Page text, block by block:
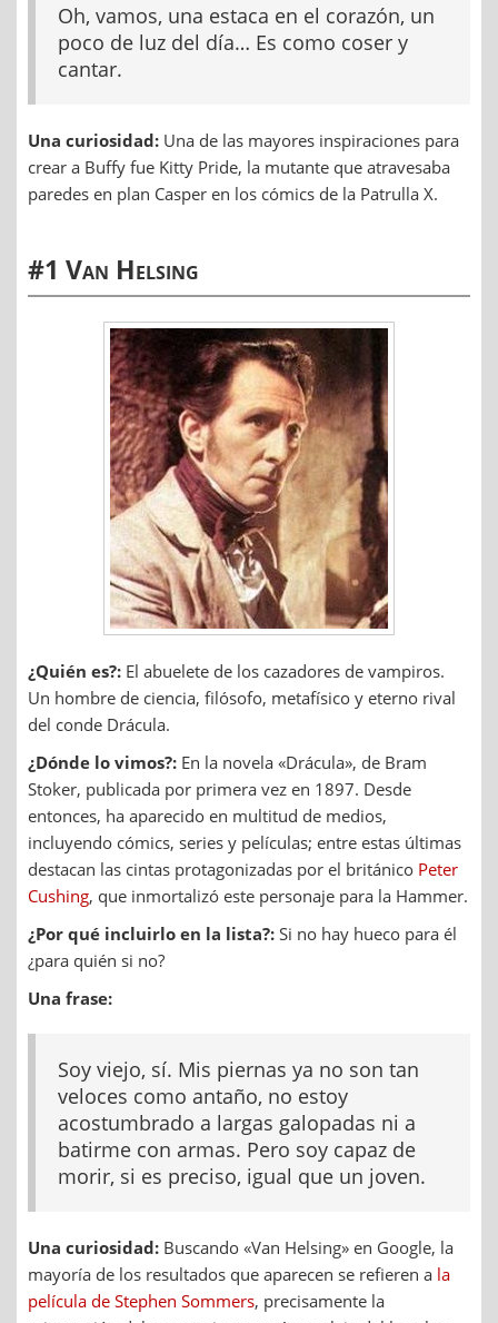
Oh, vamos, una estaca en el corazón, un
poco de luz del día… Es como coser y
cantar.
Una curiosidad: Una de las mayores inspiraciones para
crear a Buffy fue Kitty Pride, la mutante que atravesaba
paredes en plan Casper en los cómics de la Patrulla X.
#1 Van Helsing
¿Quién es?: El abuelete de los cazadores de vampiros.
Un hombre de ciencia, filósofo, metafísico y eterno rival
del conde Drácula.
¿Dónde lo vimos?: En la novela «Drácula», de Bram
Stoker, publicada por primera vez en 1897. Desde
entonces, ha aparecido en multitud de medios,
incluyendo cómics, series y películas; entre estas últimas
destacan las cintas protagonizadas por el británico Peter
Cushing, que inmortalizó este personaje para la Hammer.
¿Por qué incluirlo en la lista?: Si no hay hueco para él
¿para quién si no?
Una frase:
Soy viejo, sí. Mis piernas ya no son tan
veloces como antaño, no estoy
acostumbrado a largas galopadas ni a
batirme con armas. Pero soy capaz de
morir, si es preciso, igual que un joven.
Una curiosidad: Buscando «Van Helsing» en Google, la
mayoría de los resultados que aparecen se refieren a la
película de Stephen Sommers, precisamente la